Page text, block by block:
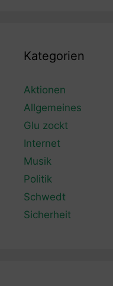
Kategorien
Aktionen
Allgemeines
Glu zockt
Internet
Musik
Politik
Schwedt
Sicherheit